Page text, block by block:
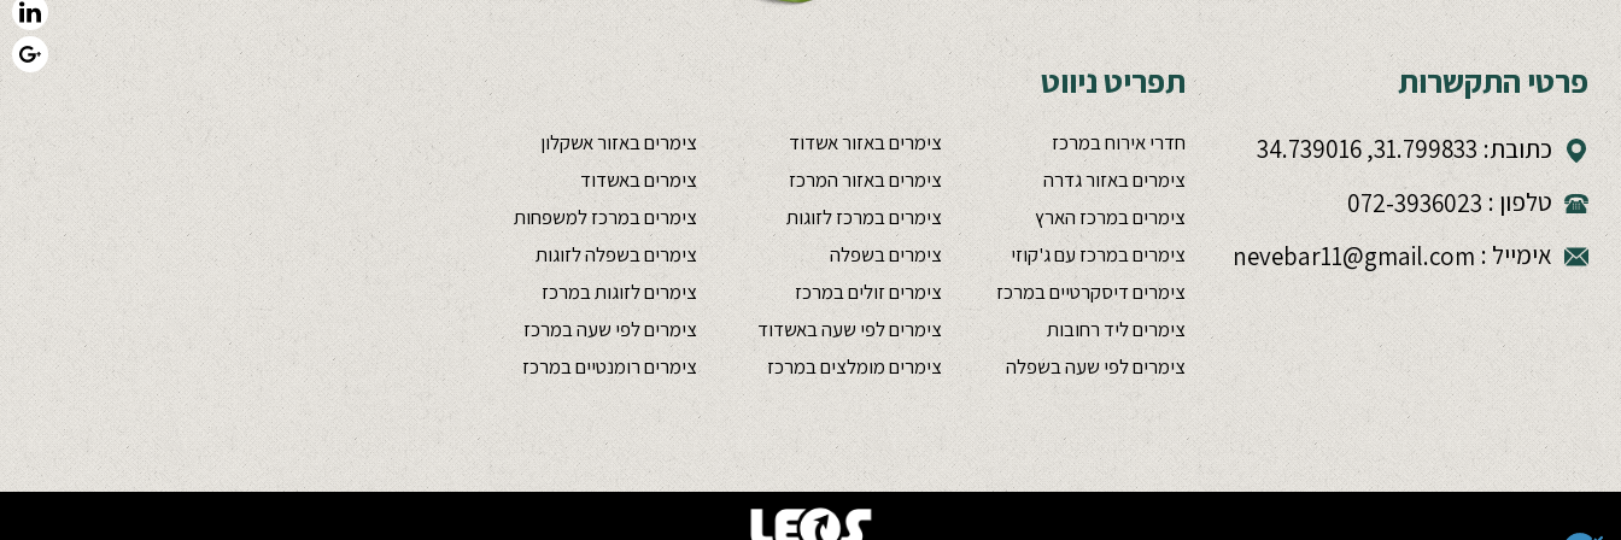
פרטי התקשרות
כתובת: 31.799833, 34.739016
טלפון : 072-3936023
אימייל : nevebar11@gmail.com
תפריט ניווט
חדרי אירוח במרכז צימרים באזור אשדוד
צימרים באזור אשקלון
צימרים באזור גדרה
צימרים באזור המרכז
צימרים באשדוד
צימרים במרכז הארץ
צימרים במרכז לזוגות
צימרים במרכז למשפחות
צימרים במרכז עם ג'קוזי
צימרים בשפלה
צימרים בשפלה לזוגות
צימרים דיסקרטיים במרכז
צימרים זולים במרכז
צימרים לזוגות במרכז
צימרים ליד רחובות
צימרים לפי שעה באשדוד
צימרים לפי שעה במרכז
צימרים לפי שעה בשפלה
צימרים מומלצים במרכז צימרים רומנטיים במרכז